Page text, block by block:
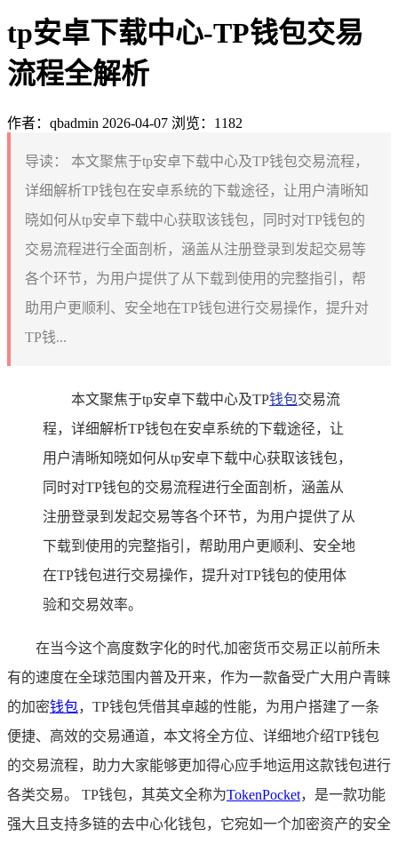
tp安卓下载中心-TP钱包交易
流程全解析
作者：qbadmin 2026-04-07 浏览：1182
导读：
本文聚焦于tp安卓下载中心及TP钱包交易流程，
详细解析TP钱包在安卓系统的下载途径，让用户清晰知
晓如何从tp安卓下载中心获取该钱包，同时对TP钱包的
交易流程进行全面剖析，涵盖从注册登录到发起交易等
各个环节，为用户提供了从下载到使用的完整指引，帮
助用户更顺利、安全地在TP钱包进行交易操作，提升对
TP钱...
本文聚焦于tp安卓下载中心及TP钱包交易流
程，详细解析TP钱包在安卓系统的下载途径，让
用户清晰知晓如何从tp安卓下载中心获取该钱包，
同时对TP钱包的交易流程进行全面剖析，涵盖从
注册登录到发起交易等各个环节，为用户提供了从
下载到使用的完整指引，帮助用户更顺利、安全地
在TP钱包进行交易操作，提升对TP钱包的使用体
验和交易效率。
在当今这个高度数字化的时代,加密货币交易正以前所未
有的速度在全球范围内普及开来，作为一款备受广大用户青睐
的加密钱包，TP钱包凭借其卓越的性能，为用户搭建了一条
便捷、高效的交易通道，本文将全方位、详细地介绍TP钱包
的交易流程，助力大家能够更加得心应手地运用这款钱包进行
各类交易。 TP钱包，其英文全称为TokenPocket，是一款功能
强大且支持多链的去中心化钱包，它宛如一个加密资产的安全